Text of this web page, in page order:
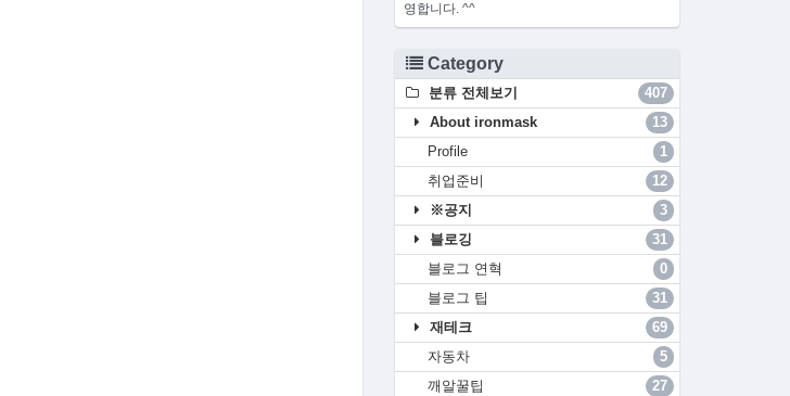
영합니다. ^^
Category
분류 전체보기
407
About ironmask
13
Profile
1
취업준비
12
※공지
3
블로깅
31
블로그 연혁
0
블로그 팁
31
재테크
69
자동차
5
깨알꿀팁
27